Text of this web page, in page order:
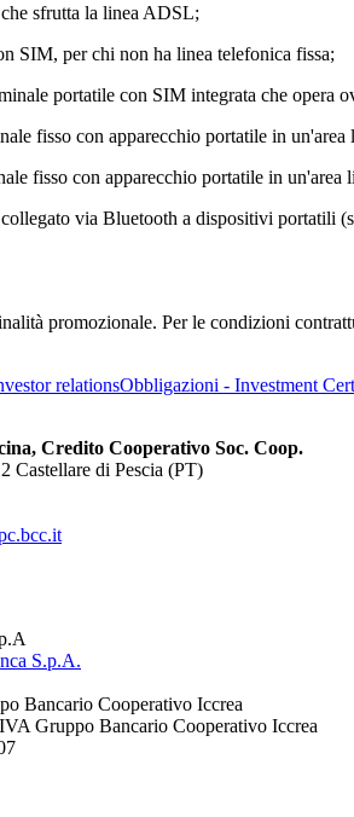
sfrutta la linea ADSL;
SIM, per chi non ha linea telefonica fissa;
portatile con SIM integrata che opera
fisso con apparecchio portatile in un'area
fisso con apparecchio portatile in
via Bluetooth a dispositivi portatili
promozionale. Per le condizioni
relationsObbligazioni - Investment
Credito Cooperativo Soc. Coop.
Castellare di Pescia (PT)
S.p.A.
Bancario Cooperativo Iccrea
Gruppo Bancario Cooperativo Iccrea